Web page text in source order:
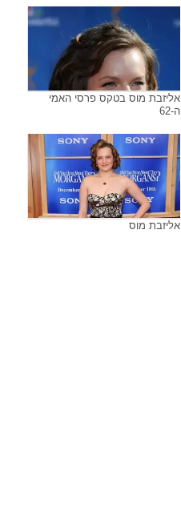
אליזבת מוס בטקס פרסי האמי
ה-62
אליזבת מוס